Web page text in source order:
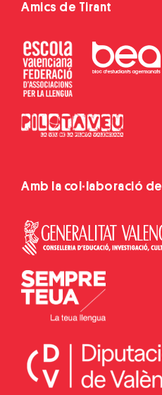
Amics de Tirant
Amb la col·laboració de